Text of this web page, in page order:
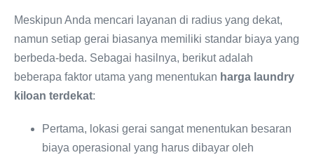
Meskipun Anda mencari layanan di radius yang dekat,
namun setiap gerai biasanya memiliki standar biaya yang
berbeda-beda. Sebagai hasilnya, berikut adalah
beberapa faktor utama yang menentukan harga laundry
kiloan terdekat:
Pertama, lokasi gerai sangat menentukan besaran
biaya operasional yang harus dibayar oleh